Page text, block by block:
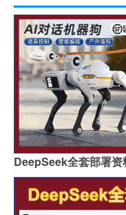
DeepSeek全套部署资